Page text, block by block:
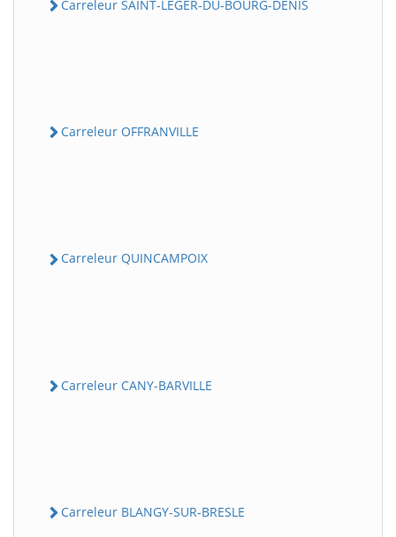
Carreleur SAINT-LEGER-DU-BOURG-DENIS
Carreleur OFFRANVILLE
Carreleur QUINCAMPOIX
Carreleur CANY-BARVILLE
Carreleur BLANGY-SUR-BRESLE